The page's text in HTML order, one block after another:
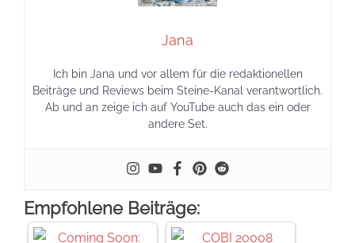
Jana
Ich bin Jana und vor allem für die redaktionellen
Beiträge und Reviews beim Steine-Kanal verantwortlich.
Ab und an zeige ich auf YouTube auch das ein oder
andere Set.
Empfohlene Beiträge: